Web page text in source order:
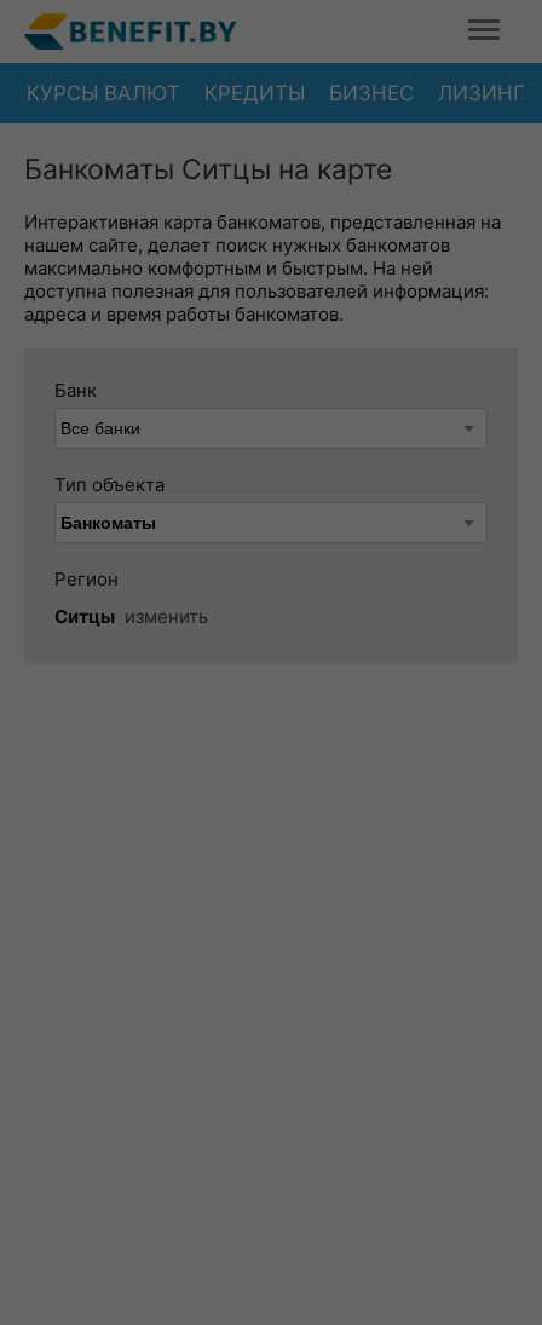
КУРСЫ ВАЛЮТ КРЕДИТЫ БИЗНЕС ЛИЗИНГ
Банкоматы Ситцы на карте
Интерактивная карта банкоматов, представленная на
нашем сайте, делает поиск нужных банкоматов
максимально комфортным и быстрым. На ней
доступна полезная для пользователей информация:
адреса и время работы банкоматов.
Банк
Тип объекта
Регион
Ситцы изменить